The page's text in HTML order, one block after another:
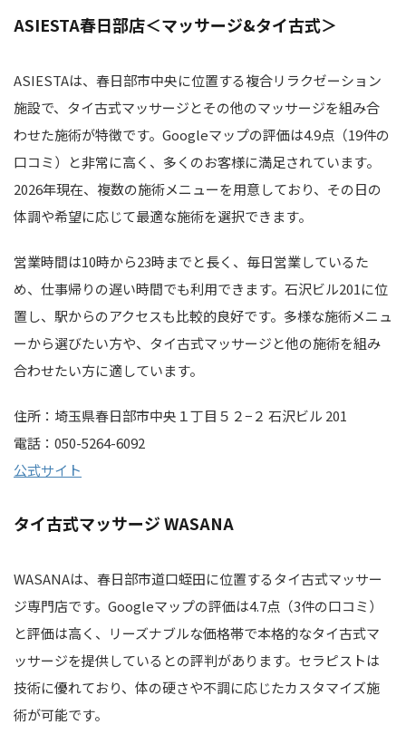
ASIESTA春日部店＜マッサージ&タイ古式＞
ASIESTAは、春日部市中央に位置する複合リラクゼーション
施設で、タイ古式マッサージとその他のマッサージを組み合
わせた施術が特徴です。Googleマップの評価は4.9点（19件の
口コミ）と非常に高く、多くのお客様に満足されています。
2026年現在、複数の施術メニューを用意しており、その日の
体調や希望に応じて最適な施術を選択できます。
営業時間は10時から23時までと長く、毎日営業しているた
め、仕事帰りの遅い時間でも利用できます。石沢ビル201に位
置し、駅からのアクセスも比較的良好です。多様な施術メニュ
ーから選びたい方や、タイ古式マッサージと他の施術を組み
合わせたい方に適しています。
住所：埼玉県春日部市中央１丁目５２−２ 石沢ビル 201
電話：050-5264-6092
公式サイト
タイ古式マッサージ WASANA
WASANAは、春日部市道口蛭田に位置するタイ古式マッサー
ジ専門店です。Googleマップの評価は4.7点（3件の口コミ）
と評価は高く、リーズナブルな価格帯で本格的なタイ古式マ
ッサージを提供しているとの評判があります。セラピストは
技術に優れており、体の硬さや不調に応じたカスタマイズ施
術が可能です。